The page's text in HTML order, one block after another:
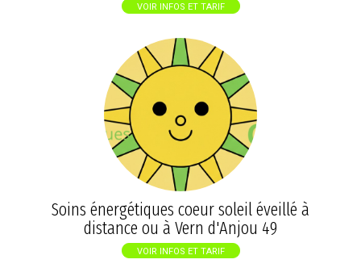
VOIR INFOS ET TARIF
Soins énergétiques coeur soleil éveillé à
distance ou à Vern d'Anjou 49
VOIR INFOS ET TARIF